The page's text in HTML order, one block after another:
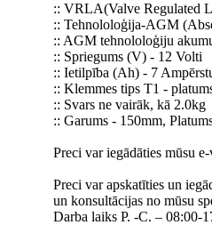
:: VRLA(Valve Regulated
:: Tehnololoģija-AGM
:: AGM tehnololoģiju
:: Spriegums (V) - 12 Volti
:: Ietilpība (Ah) - 7
:: Klemmes tips T1 -
:: Svars ne vairāk, kā 2.0kg
:: Garums - 150mm,
Preci var iegādāties mūsu
Preci var apskatīties un
un konsultācijas no mūsu
Darba laiks P. -C. – 08:00-